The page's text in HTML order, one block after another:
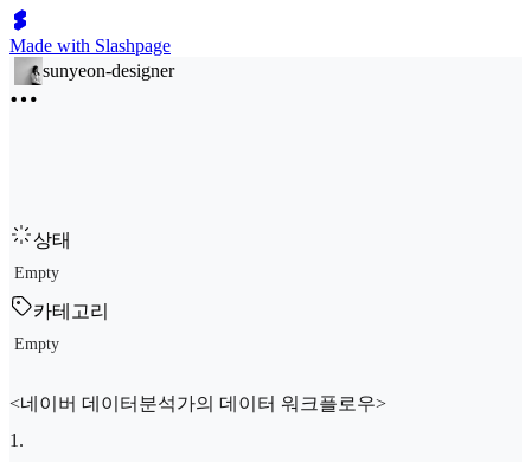
Made with Slashpage
sunyeon-designer
상태
Empty
카테고리
Empty
<네이버 데이터분석가의 데이터 워크플로우>
1 .